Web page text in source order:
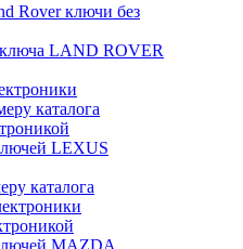
Rover ключи без
LAND ROVER
каталога
LEXUS
каталога
MAZDA